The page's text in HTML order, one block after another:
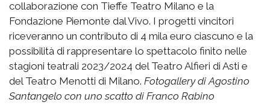
collaborazione con Tieffe Teatro Milano e la
Fondazione Piemonte dal Vivo. I progetti vincitori
riceveranno un contributo di 4 mila euro ciascuno e la
possibilità di rappresentare lo spettacolo finito nelle
stagioni teatrali 2023/2024 del Teatro Alfieri di Asti e
del Teatro Menotti di Milano. Fotogallery di Agostino
Santangelo con uno scatto di Franco Rabino